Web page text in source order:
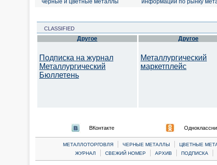
черные и цветные металлы
информации по рынку
CLASSIFIED
Другое
Подписка на журнал
Металлургический
Бюллетень
Другое
Металлургический
маркетплейс
ВКонтакте
МЕТАЛЛОТОРГОВЛЯ | ЧЕРНЫЕ МЕТАЛЛЫ |
ЦВЕТНЫЕ
ЖУРНАЛ
| СВЕЖИЙ НОМЕР | АРХИВ | ПОДПИСКА |